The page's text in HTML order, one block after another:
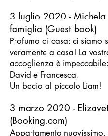
3 luglio 2020 - Michela
famiglia (Guest book)
Profumo di casa: ci siamo
veramente a casa! La
accoglienza è
David e Francesca.
Un bacio al piccolo Liam!
3 marzo 2020 -
(Booking.com)
Appartamento nuovissimo,